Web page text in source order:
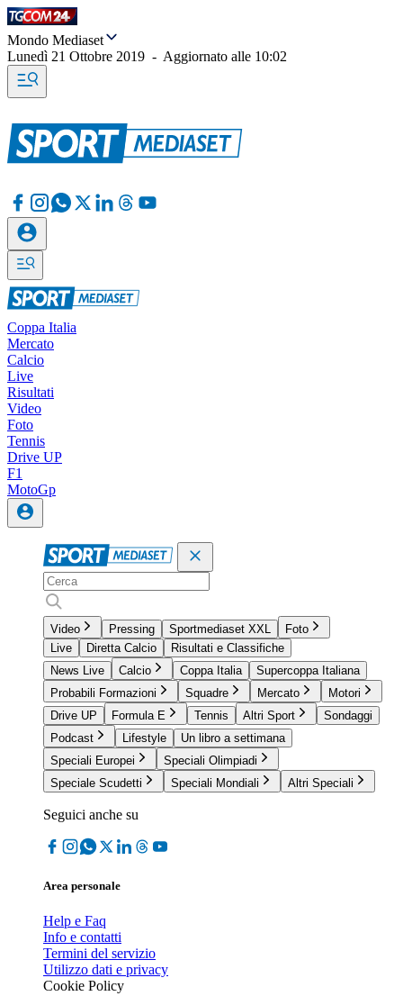
Mondo Mediaset
Lunedì 21 Ottobre 2019 - Aggiornato alle 10:02
Coppa Italia
Mercato
Calcio
Live
Risultati
Video
Foto
Tennis
Drive UP
F1
MotoGp
Video Pressing Sportmediaset XXL
Foto
Live
Diretta Calcio
Risultati e Classifiche
News Live
Calcio Coppa Italia
Supercoppa Italiana
Probabili Formazioni
Squadre Mercato
Motori
Drive UP
Formula E Tennis Altri Sport
Sondaggi
Podcast
Lifestyle
Un libro a settimana
Speciali Europei
Speciali Olimpiadi
Speciale Scudetti
Speciali Mondiali Altri Speciali
Seguici anche su
Area personale
Help e Faq
Info e contatti
Termini del servizio
Utilizzo dati e privacy
Cookie Policy